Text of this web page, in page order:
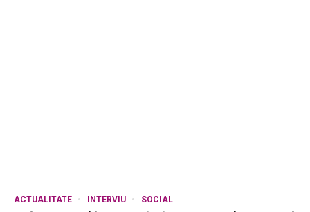
ACTUALITATE INTERVIU SOCIAL